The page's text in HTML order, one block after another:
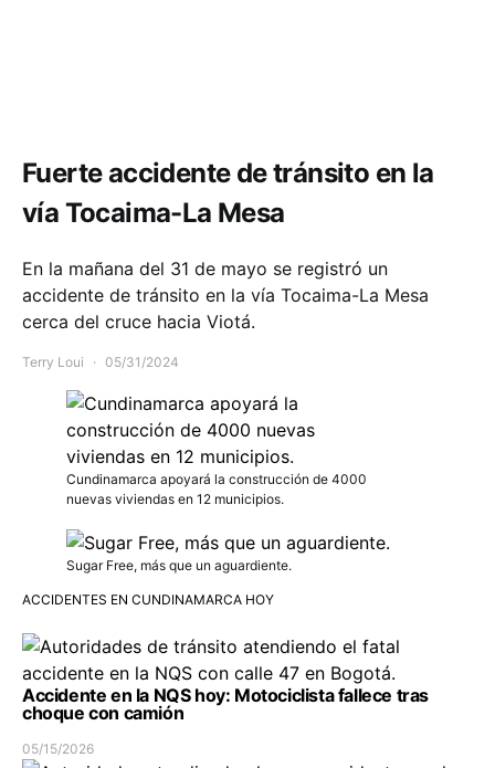
Fuerte accidente de tránsito en la
vía Tocaima-La Mesa
En la mañana del 31 de mayo se registró un
accidente de tránsito en la vía Tocaima-La Mesa
cerca del cruce hacia Viotá.
Terry Loui 05/31/2024
Cundinamarca apoyará la construcción de 4000
nuevas viviendas en 12 municipios.
Sugar Free, más que un aguardiente.
ACCIDENTES EN CUNDINAMARCA HOY
Accidente en la NQS hoy: Motociclista fallece tras
choque con camión
05/15/2026